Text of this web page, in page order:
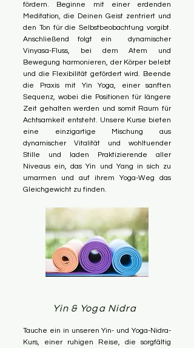
fördern. Beginne mit einer erdenden
Meditation, die Deinen Geist zentriert und
den Ton für die Selbstbeobachtung vorgibt.
Anschließend folgt ein dynamischer
Vinyasa-Fluss, bei dem Atem und
Bewegung harmonieren, der Körper belebt
und die Flexibilität gefördert wird. Beende
die Praxis mit Yin Yoga, einer sanften
Sequenz, wobei die Positionen für längere
Zeit gehalten werden und somit Raum für
Achtsamkeit entsteht. Unsere Kurse bieten
eine einzigartige Mischung aus
dynamischer Vitalität und wohltuender
Stille und laden Praktizierende aller
Niveaus ein, das Yin und Yang in sich zu
umarmen und auf ihrem Yoga-Weg das
Gleichgewicht zu finden.
Yin & Yoga Nidra
Tauche ein in unseren Yin- und Yoga-Nidra-
Kurs, einer ruhigen Reise, die sorgfältig